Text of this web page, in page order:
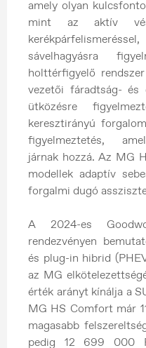
amely olyan
mint az aktív
sávelhagyásra
holttérfigyelő
vezetői fáradtság- és
ütközésre
keresztirányú
figyelmeztetés,
járnak hozzá. Az MG
modellek adaptív
forgalmi dugó
A 2024-es
rendezvényen
és plug-in hibrid
az MG
érték arányt kínálja a
MG HS Comfort már
magasabb
pedig 12 699 000